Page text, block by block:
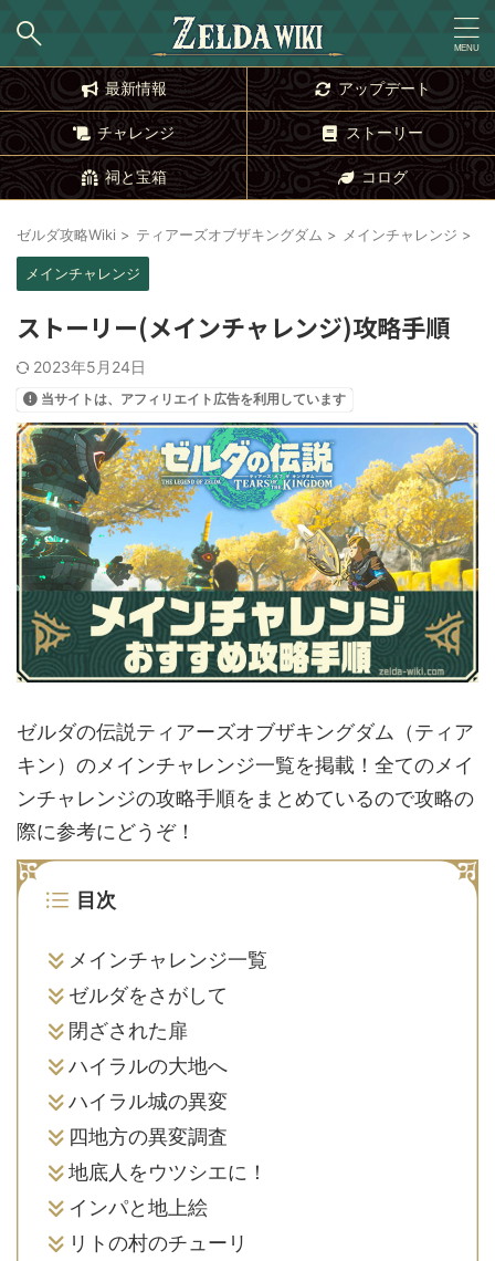
最新情報 アップデート
チャレンジ ストーリー
祠と宝箱 コログ
ゼルダ攻略Wiki > ティアーズオブザキングダム > メインチャレンジ >
メインチャレンジ
ストーリー(メインチャレンジ)攻略手順
2023年5月24日
当サイトは、アフィリエイト広告を利用しています
ゼルダの伝説ティアーズオブザキングダム（ティア
キン）のメインチャレンジ一覧を掲載！全てのメイ
ンチャレンジの攻略手順をまとめているので攻略の
際に参考にどうぞ！
目次
メインチャレンジ一覧
ゼルダをさがして
閉ざされた扉
ハイラルの大地へ
ハイラル城の異変
四地方の異変調査
地底人をウツシエに！
インパと地上絵
リトの村のチューリ